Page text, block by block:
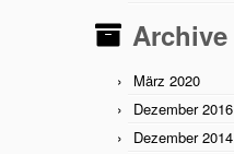
Archive
März 2020
Dezember 2016
Dezember 2014